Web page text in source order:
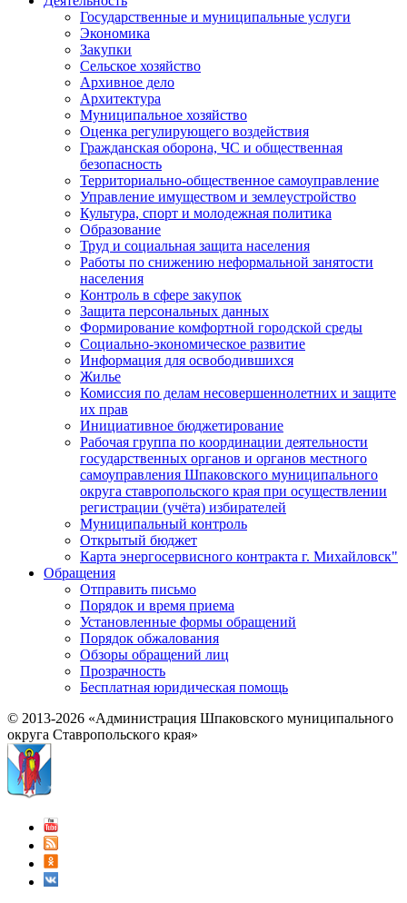
Государственные и муниципальные услуги
Экономика
Закупки
Сельское хозяйство
Архивное дело
Архитектура
Муниципальное хозяйство
Оценка регулирующего воздействия
Гражданская оборона, ЧС и общественная
безопасность
Территориально-общественное самоуправление
Управление имуществом и землеустройство
Культура, спорт и молодежная политика
Образование
Труд и социальная защита населения
Работы по снижению неформальной занятости
населения
Контроль в сфере закупок
Защита персональных данных
Формирование комфортной городской среды
Социально-экономическое развитие
Информация для освободившихся
Жилье
Комиссия по делам несовершеннолетних и защите
их прав
Инициативное бюджетирование
Рабочая группа по координации деятельности
государственных органов и органов местного
самоуправления Шпаковского муниципального
округа ставропольского края при осуществлении
регистрации (учёта) избирателей
Муниципальный контроль
Открытый бюджет
Карта энергосервисного контракта г. Михайловск"
Обращения
Отправить письмо
Порядок и время приема
Установленные формы обращений
Порядок обжалования
Обзоры обращений лиц
Прозрачность
Бесплатная юридическая помощь
© 2013-2026 «Администрация Шпаковского муниципального
округа Ставропольского края»